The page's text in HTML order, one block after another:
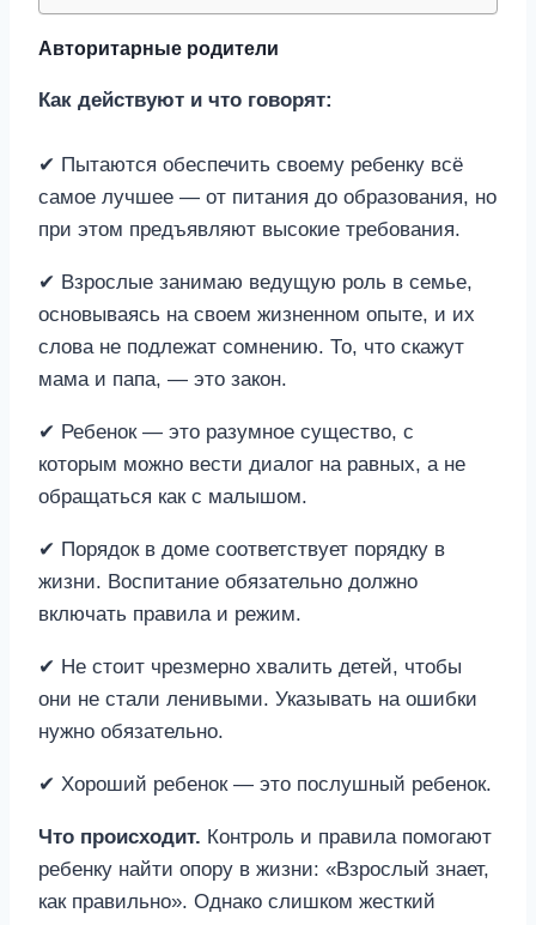
Авторитарные родители
Как действуют и что говорят:
✔ Пытаются обеспечить своему ребенку всё
самое лучшее — от питания до образования, но
при этом предъявляют высокие требования.
✔ Взрослые занимаю ведущую роль в семье,
основываясь на своем жизненном опыте, и их
слова не подлежат сомнению. То, что скажут
мама и папа, — это закон.
✔ Ребенок — это разумное существо, с
которым можно вести диалог на равных, а не
обращаться как с малышом.
✔ Порядок в доме соответствует порядку в
жизни. Воспитание обязательно должно
включать правила и режим.
✔ Не стоит чрезмерно хвалить детей, чтобы
они не стали ленивыми. Указывать на ошибки
нужно обязательно.
✔ Хороший ребенок — это послушный ребенок.
Что происходит. Контроль и правила помогают
ребенку найти опору в жизни: «Взрослый знает,
как правильно». Однако слишком жесткий